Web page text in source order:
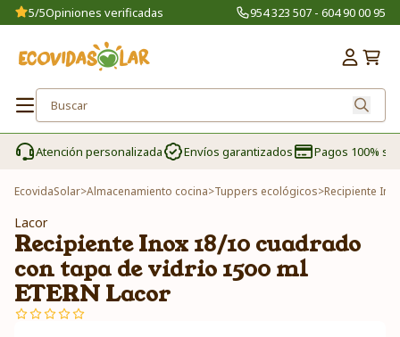
5/5Opiniones verificadas 954 323 507 - 604 90 00 95
Atención personalizada Envíos garantizados Pagos 100%
EcovidaSolar>Almacenamiento cocina>Tuppers ecológicos>Recipiente
Lacor
Recipiente Inox 18/10 cuadrado
con tapa de vidrio 1500 ml
ETERN Lacor